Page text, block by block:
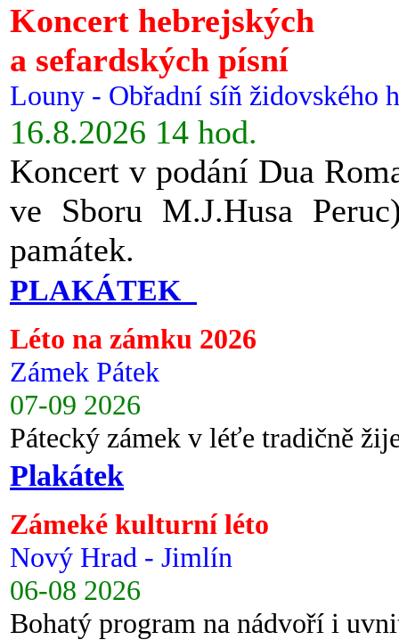
Koncert hebrejských
a sefardských písní
Louny - Obřadní síň židovského
16.8.2026 14 hod.
Koncert v podání Dua
ve Sboru M.J.Husa
památek.
PLAKÁTEK
Léto na zámku 2026
Zámek Pátek
07-09 2026
Pátecký zámek v léťe tradičně
Plakátek
Zámeké kulturní léto
Nový Hrad - Jimlín
06-08 2026
Bohatý program na nádvoří i